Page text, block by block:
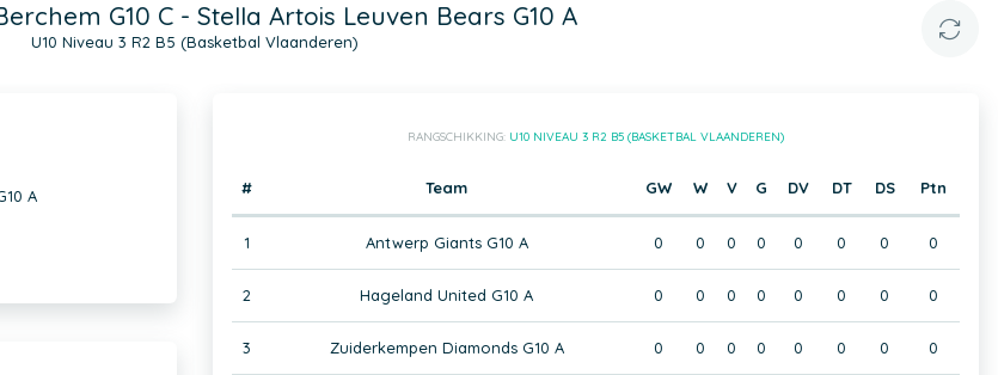
G10 C - Stella Artois Leuven Bears G10 A
U10 Niveau 3 R2 B5 (Basketbal Vlaanderen)
A
RANGSCHIKKING: U10 NIVEAU 3 R2 B5 (BASKETBAL VLAANDEREN)
# Team GW W V G DV DT DS Ptn
1 Antwerp Giants G10 A 0 0 0 0 0 0 0 0
2 Hageland United G10 A 0 0 0 0 0 0 0 0
3 Zuiderkempen Diamonds G10 A 0 0 0 0 0 0 0 0